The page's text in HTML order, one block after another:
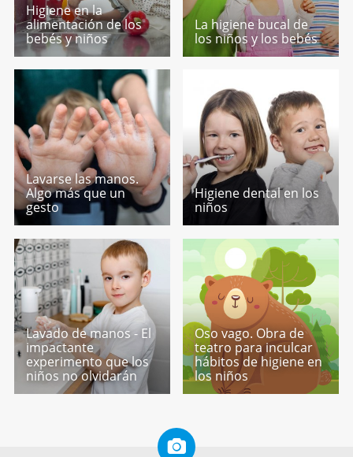
Higiene en la
alimentación de los
bebés y niños
La higiene bucal de
los niños y los bebés
Lavarse las manos.
Algo más que un
gesto
Higiene dental en los
niños
Lavado de manos - El
impactante
experimento que los
niños no olvidarán
Oso vago. Obra de
teatro para inculcar
hábitos de higiene en
los niños